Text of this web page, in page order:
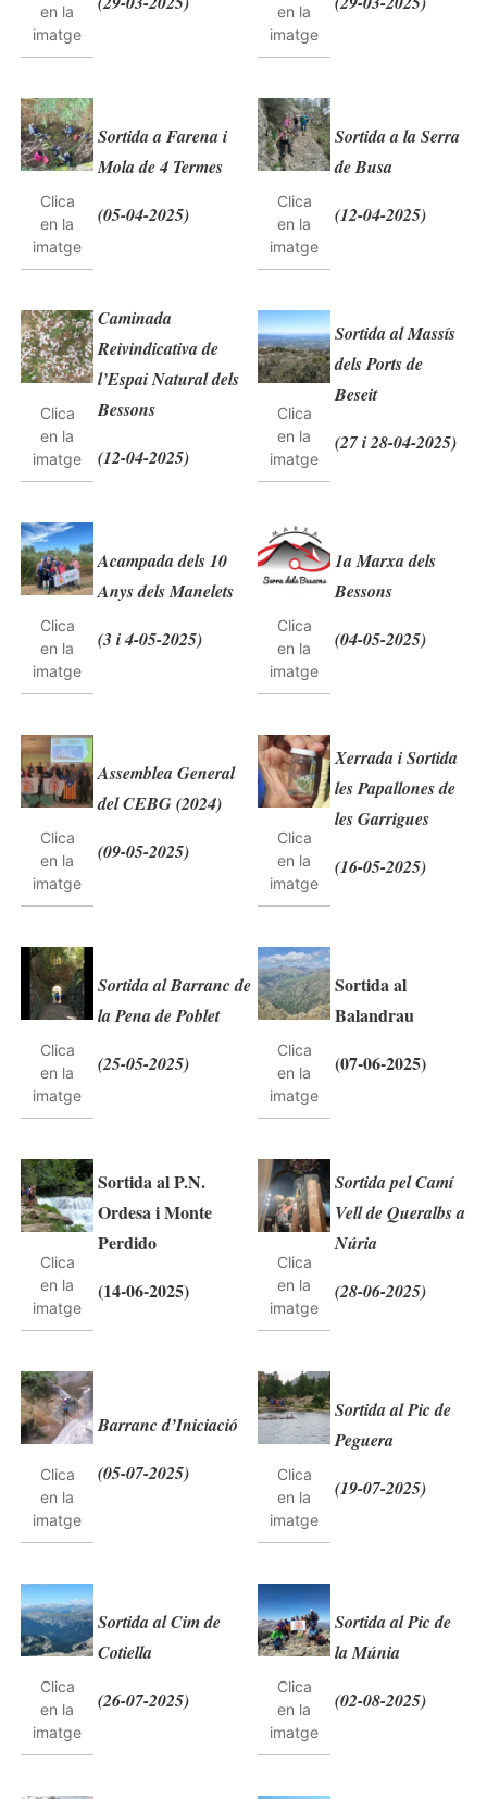
en la
imatge
en la
imatge
Clica
en la
imatge
Sortida a Farena i
Mola de 4 Termes
(05-04-2025)
Clica
en la
imatge
Sortida a la Serra
de Busa
(12-04-2025)
Clica
en la
imatge
Caminada
Reivindicativa de
l’Espai Natural dels
Bessons
(12-04-2025)
Clica
en la
imatge
Sortida al Massís
dels Ports de
Beseit
(27 i 28-04-2025)
Clica
en la
imatge
Acampada dels 10
Anys dels Manelets
(3 i 4-05-2025)
Clica
en la
imatge
1a Marxa dels
Bessons
(04-05-2025)
Clica
en la
imatge
Assemblea General
del CEBG (2024)
(09-05-2025)
Clica
en la
imatge
Xerrada i Sortida
les Papallones de
les Garrigues
(16-05-2025)
Clica
en la
imatge
Sortida al Barranc de
la Pena de Poblet
(25-05-2025)
Clica
en la
imatge
Sortida al
Balandrau
(07-06-2025)
Clica
en la
imatge
Sortida al P.N.
Ordesa i Monte
Perdido
(14-06-2025)
Clica
en la
imatge
Sortida pel Camí
Vell de Queralbs a
Núria
(28-06-2025)
Clica
en la
imatge
Barranc d’Iniciació
(05-07-2025)
Clica
en la
imatge
Sortida al Pic de
Peguera
(19-07-2025)
Clica
en la
imatge
Sortida al Cim de
Cotiella
(26-07-2025)
Clica
en la
imatge
Sortida al Pic de
la Múnia
(02-08-2025)